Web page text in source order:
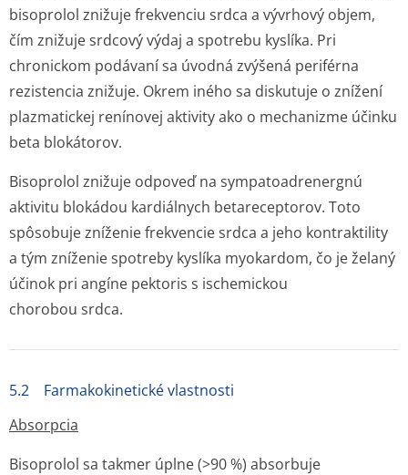
bisoprolol znižuje frekvenciu srdca a vývrhový objem,
čím znižuje srdcový výdaj a spotrebu kyslíka. Pri
chronickom podávaní sa úvodná zvýšená periférna
rezistencia znižuje. Okrem iného sa diskutuje o znížení
plazmatickej renínovej aktivity ako o mechanizme účinku
beta blokátorov.
Bisoprolol znižuje odpoveď na sympatoadrenergnú
aktivitu blokádou kardiálnych betareceptorov. Toto
spôsobuje zníženie frekvencie srdca a jeho kontraktility
a tým zníženie spotreby kyslíka myokardom, čo je želaný
účinok pri angíne pektoris s ischemickou
chorobou srdca.
5.2 Farmakokinetické vlastnosti
Absorpcia
Bisoprolol sa takmer úplne (>90 %) absorbuje